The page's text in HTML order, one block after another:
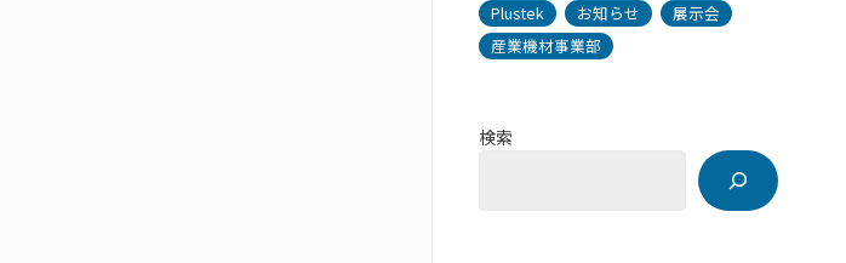
Plustek
お知らせ
展示会
産業機材事業部
検索